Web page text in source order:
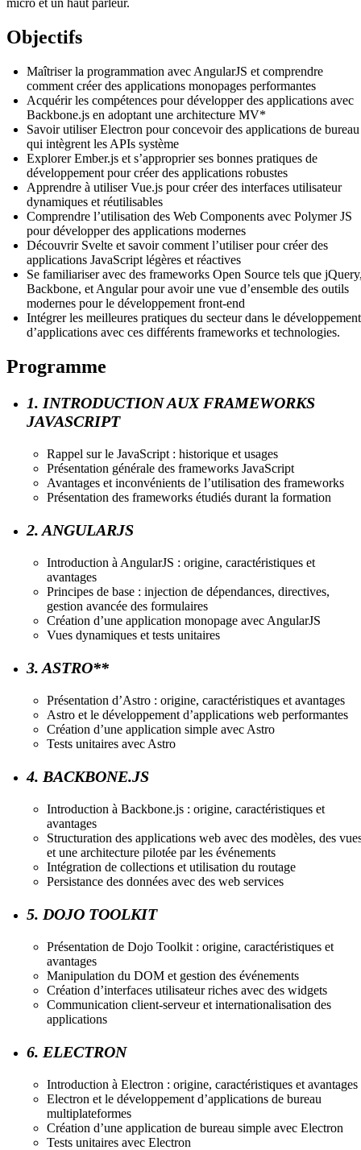
micro et un haut parleur.
Objectifs
Maîtriser la programmation avec AngularJS et comprendre
comment créer des applications monopages performantes
Acquérir les compétences pour développer des applications avec
Backbone.js en adoptant une architecture MV*
Savoir utiliser Electron pour concevoir des applications de bureau
qui intègrent les APIs système
Explorer Ember.js et s’approprier ses bonnes pratiques de
développement pour créer des applications robustes
Apprendre à utiliser Vue.js pour créer des interfaces utilisateur
dynamiques et réutilisables
Comprendre l’utilisation des Web Components avec Polymer JS
pour développer des applications modernes
Découvrir Svelte et savoir comment l’utiliser pour créer des
applications JavaScript légères et réactives
Se familiariser avec des frameworks Open Source tels que
Backbone, et Angular pour avoir une vue d’ensemble des outils
modernes pour le développement front-end
Intégrer les meilleures pratiques du secteur dans le développement
d’applications avec ces différents frameworks et technologies.
Programme
1. INTRODUCTION AUX FRAMEWORKS
JAVASCRIPT
Rappel sur le JavaScript : historique et usages
Présentation générale des frameworks JavaScript
Avantages et inconvénients de l’utilisation des frameworks
Présentation des frameworks étudiés durant la formation
2. ANGULARJS
Introduction à AngularJS : origine, caractéristiques et
avantages
Principes de base : injection de dépendances, directives,
gestion avancée des formulaires
Création d’une application monopage avec AngularJS
Vues dynamiques et tests unitaires
3. ASTRO**
Présentation d’Astro : origine, caractéristiques et avantages
Astro et le développement d’applications web performantes
Création d’une application simple avec Astro
Tests unitaires avec Astro
4. BACKBONE.JS
Introduction à Backbone.js : origine, caractéristiques et
avantages
Structuration des applications web avec des modèles, des
et une architecture pilotée par les événements
Intégration de collections et utilisation du routage
Persistance des données avec des web services
5. DOJO TOOLKIT
Présentation de Dojo Toolkit : origine, caractéristiques et
avantages
Manipulation du DOM et gestion des événements
Création d’interfaces utilisateur riches avec des widgets
Communication client-serveur et internationalisation des
applications
6. ELECTRON
Introduction à Electron : origine, caractéristiques et avantages
Electron et le développement d’applications de bureau
multiplateformes
Création d’une application de bureau simple avec Electron
Tests unitaires avec Electron